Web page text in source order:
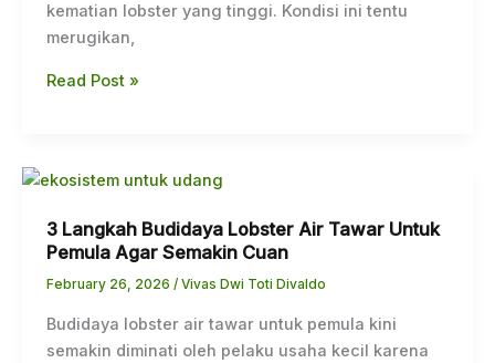
kematian lobster yang tinggi. Kondisi ini tentu
merugikan,
Read Post »
3 Langkah Budidaya Lobster Air Tawar Untuk
Pemula Agar Semakin Cuan
February 26, 2026 / Vivas Dwi Toti Divaldo
Budidaya lobster air tawar untuk pemula kini
semakin diminati oleh pelaku usaha kecil karena
3
Budidaya
Lobster
Air